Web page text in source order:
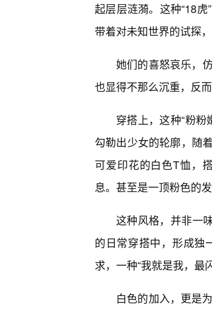
起层层涟漪。这种“18
带着对未知世界的试探
她们的喜怒哀乐，
也显得不那么沉重，反
穿搭上，这种“粉
勾勒出少女的轮廓，随
可爱印花的白色T恤，
息。甚至是一顶粉色的
这种风格，并非一
的日常穿搭中，形成独
求，一种“我就是我，最
白色的加入，更是